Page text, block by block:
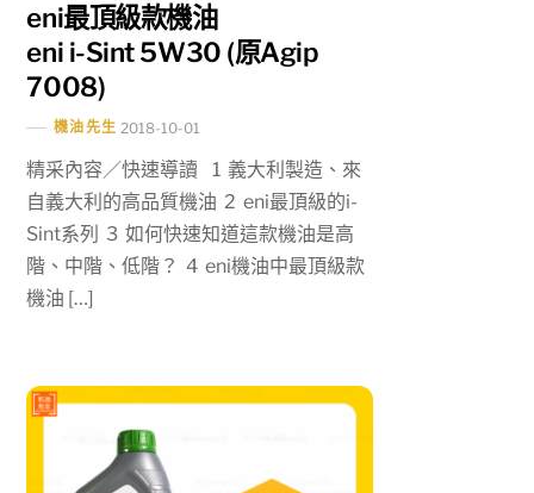
eni最頂級款機油
eni i-Sint 5W30 (原Agip
7008)
機油先生 2018-10-01
精采內容／快速導讀 1 義大利製造、來
自義大利的高品質機油 2 eni最頂級的i-
Sint系列 3 如何快速知道這款機油是高
階、中階、低階？ 4 eni機油中最頂級款
機油 […]